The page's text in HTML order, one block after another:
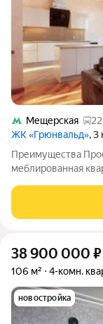
Мещерская
ЖК «Грюнвальд», 3
Преимущества
меблированная
гардеробной и
ванной) -
38 900 000 ₽
106 м² 4-комн.
новостройка